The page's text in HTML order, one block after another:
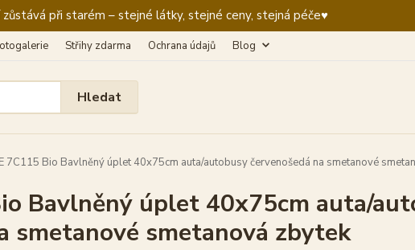
při starém – stejné látky, stejné ceny, stejná péče♥️
Střihy zdarma Ochrana údajů Blog
Hledat
7C115 Bio Bavlněný úplet 40x75cm auta/autobusy červenošedá na smetanové
Bavlněný úplet 40x75cm auta/
smetanové smetanová zbytek